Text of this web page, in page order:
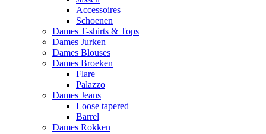
Accessoires
Schoenen
Dames T-shirts & Tops
Dames Jurken
Dames Blouses
Dames Broeken
Flare
Palazzo
Dames Jeans
Loose tapered
Barrel
Dames Rokken